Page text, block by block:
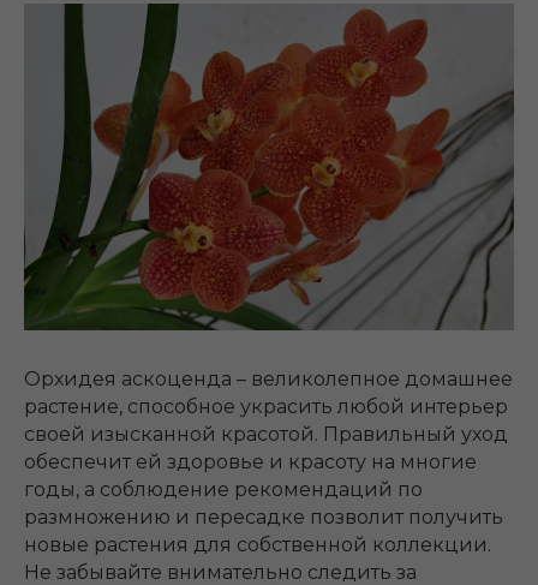
Орхидея аскоценда – великолепное домашнее
растение, способное украсить любой интерьер
своей изысканной красотой. Правильный уход
обеспечит ей здоровье и красоту на многие
годы, а соблюдение рекомендаций по
размножению и пересадке позволит получить
новые растения для собственной коллекции.
Не забывайте внимательно следить за